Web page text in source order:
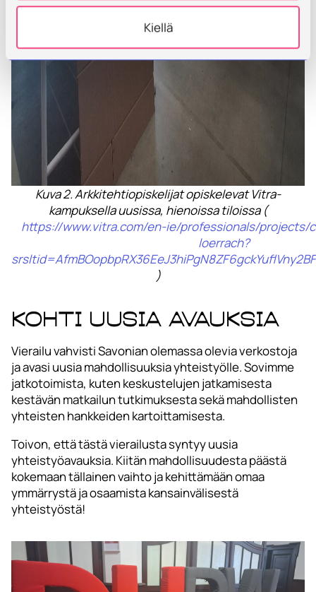
Kiellä
Kuva 2. Arkkitehtiopiskelijat opiskelevat Vitra-
kampuksella uusissa, hienoissa tiloissa (
https://www.vitra.com/en-ie/professionals/projects/
loerrach?
)
Kohti uusia avauksia
Vierailu vahvisti Savonian olemassa olevia verkostoja
ja avasi uusia mahdollisuuksia yhteistyölle. Sovimme
jatkotoimista, kuten keskustelujen jatkamisesta
kestävän matkailun tutkimuksesta sekä mahdollisten
yhteisten hankkeiden kartoittamisesta.
Toivon, että tästä vierailusta syntyy uusia
yhteistyöavauksia. Kiitän mahdollisuudesta päästä
kokemaan tällainen vaihto ja kehittämään omaa
ymmärrystä ja osaamista kansainvälisestä
yhteistyöstä!